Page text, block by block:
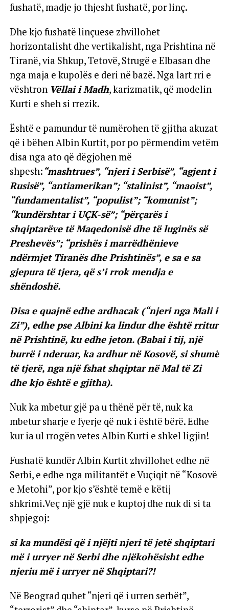
fushatë, madje jo thjesht fushatë, por linç.
Dhe kjo fushatë linçuese zhvillohet
horizontalisht dhe vertikalisht, nga Prishtina në
Tiranë, via Shkup, Tetovë, Strugë e Elbasan dhe
nga maja e kupolës e deri në bazë. Nga lart rri e
vështron Vëllai i Madh, karizmatik, që modelin
Kurti e sheh si rrezik.
Është e pamundur të numërohen të gjitha akuzat
që i bëhen Albin Kurtit, por po përmendim vetëm
disa nga ato që dëgjohen më
shpesh: “mashtrues”, “njeri i Serbisë”, “agjent i
Rusisë”, “antiamerikan”; “stalinist”, “maoist”,
“fundamentalist”, “populist”; “komunist”;
“kundërshtar i UÇK-së”; “përçarës i
shqiptarëve të Maqedonisë dhe të luginës së
Preshevës”; “prishës i marrëdhënieve
ndërmjet Tiranës dhe Prishtinës”, e sa e sa
gjepura të tjera, që s’i rrok mendja e
shëndoshë.
Disa e quajnë edhe ardhacak (“njeri nga Mali i
Zi”), edhe pse Albini ka lindur dhe është rritur
në Prishtinë, ku edhe jeton. (Babai i tij, një
burrë i nderuar, ka ardhur në Kosovë, si shumë
të tjerë, nga një fshat shqiptar në Mal të Zi
dhe kjo është e gjitha).
Nuk ka mbetur gjë pa u thënë për të, nuk ka
mbetur sharje e fyerje që nuk i është bërë. Edhe
kur ia ul rrogën vetes Albin Kurti e shkel ligjin!
Fushatë kundër Albin Kurtit zhvillohet edhe në
Serbi, e edhe nga militantët e Vuçiqit në “Kosovë
e Metohi”, por kjo s’është temë e këtij
shkrimi.Veç një gjë nuk e kuptoj dhe nuk di si ta
shpjegoj:
si ka mundësi që i njëjti njeri të jetë shqiptari
më i urryer në Serbi dhe njëkohësisht edhe
njeriu më i urryer në Shqiptari?!
Në Beograd quhet “njeri që i urren serbët”,